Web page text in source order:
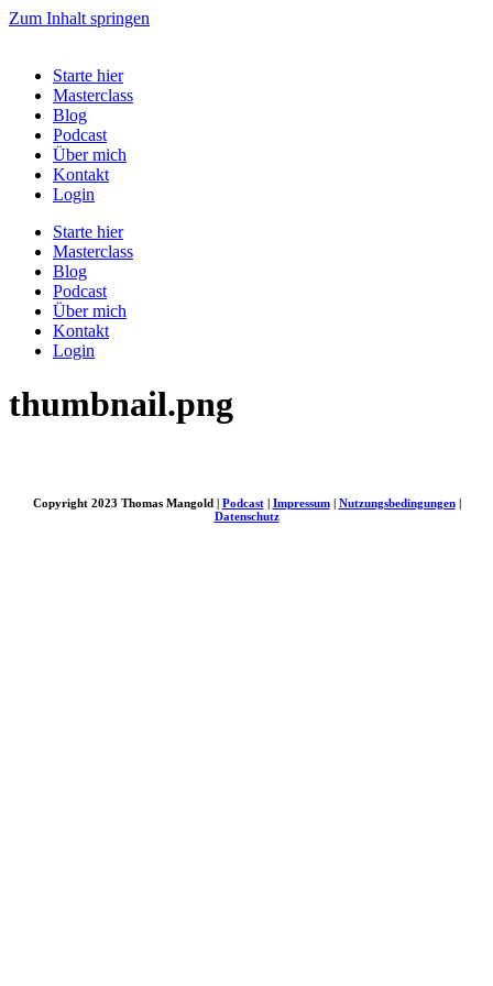
Zum Inhalt springen
Starte hier
Masterclass
Blog
Podcast
Über mich
Kontakt
Login
Starte hier
Masterclass
Blog
Podcast
Über mich
Kontakt
Login
thumbnail.png
Copyright 2023 Thomas Mangold | Podcast| Impressum| Nutzungsbedingungen|
Datenschutz